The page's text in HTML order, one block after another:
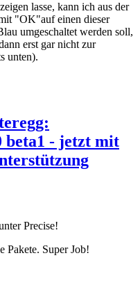
lasse, kann ich aus der
"OK"auf einen dieser
umgeschaltet werden soll,
erst gar nicht zur
unten).
beta1 - jetzt mit
Precise!
Pakete. Super Job!